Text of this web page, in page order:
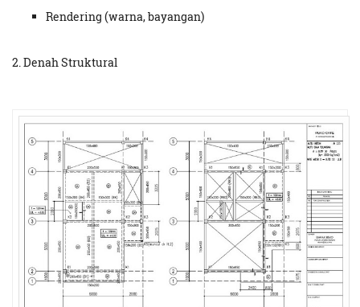
Rendering (warna, bayangan)
2. Denah Struktural